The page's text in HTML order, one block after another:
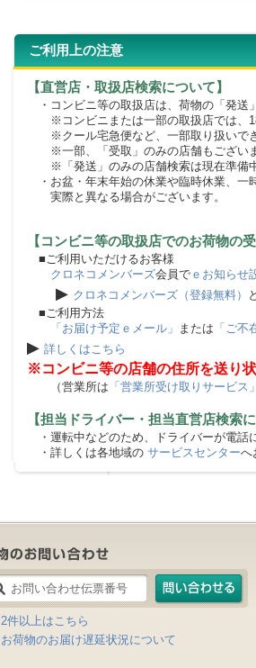
ご利用上の注意
【直営店・取扱店検索について】
・コンビニ等の取扱店は、荷物の「発送
※コンビニまたは一部の取扱店では、
※クール宅急便など、一部取り扱いでき
※一部、「受取」のみの店舗もございま
※「発送」のみの店舗検索は現在準備中
・お盆・年末年始の休業や臨時休業、一
実際と異なる場合がございます。
【コンビニ等の取扱店でのお荷物の
■ご利用いただけるお客様
クロネコメンバーズ会員で ｅお知らせ
▶ クロネコメンバーズ（登録無料）
■ご利用方法
「お届け予定ｅメール」 または 「ご不
▶ 詳しくはこちら
※コンビニ等の店舗の住所を送り
（営業所は 「営業所受け取りサービス」
【担当ドライバー・担当直営店検索に
・運転中などのため、ドライバーが電話
・詳しくは各地域の サービスセンターへ
2件以上はこちら
お荷物のお届け遅延状況について